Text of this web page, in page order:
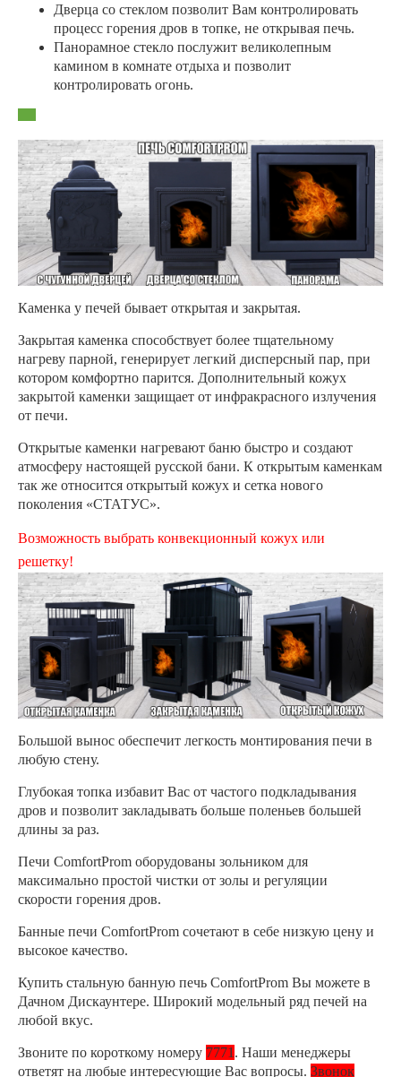
Дверца со стеклом позволит Вам контролировать
процесс горения дров в топке, не открывая печь.
Панорамное стекло послужит великолепным
камином в комнате отдыха и позволит
контролировать огонь.
Каменка у печей бывает открытая и закрытая.
Закрытая каменка способствует более тщательному
нагреву парной, генерирует легкий дисперсный пар, при
котором комфортно парится. Дополнительный кожух
закрытой каменки защищает от инфракрасного излучения
от печи.
Открытые каменки нагревают баню быстро и создают
атмосферу настоящей русской бани. К открытым каменкам
так же относится открытый кожух и сетка нового
поколения «СТАТУС».
Возможность выбрать конвекционный кожух или
решетку!
Большой вынос обеспечит легкость монтирования печи в
любую стену.
Глубокая топка избавит Вас от частого подкладывания
дров и позволит закладывать больше поленьев большей
длины за раз.
Печи ComfortProm оборудованы зольником для
максимально простой чистки от золы и регуляции
скорости горения дров.
Банные печи ComfortProm сочетают в себе низкую цену и
высокое качество.
Купить стальную банную печь ComfortProm Вы можете в
Дачном Дискаунтере. Широкий модельный ряд печей на
любой вкус.
Звоните по короткому номеру 7771. Наши менеджеры
ответят на любые интересующие Вас вопросы. Звонок